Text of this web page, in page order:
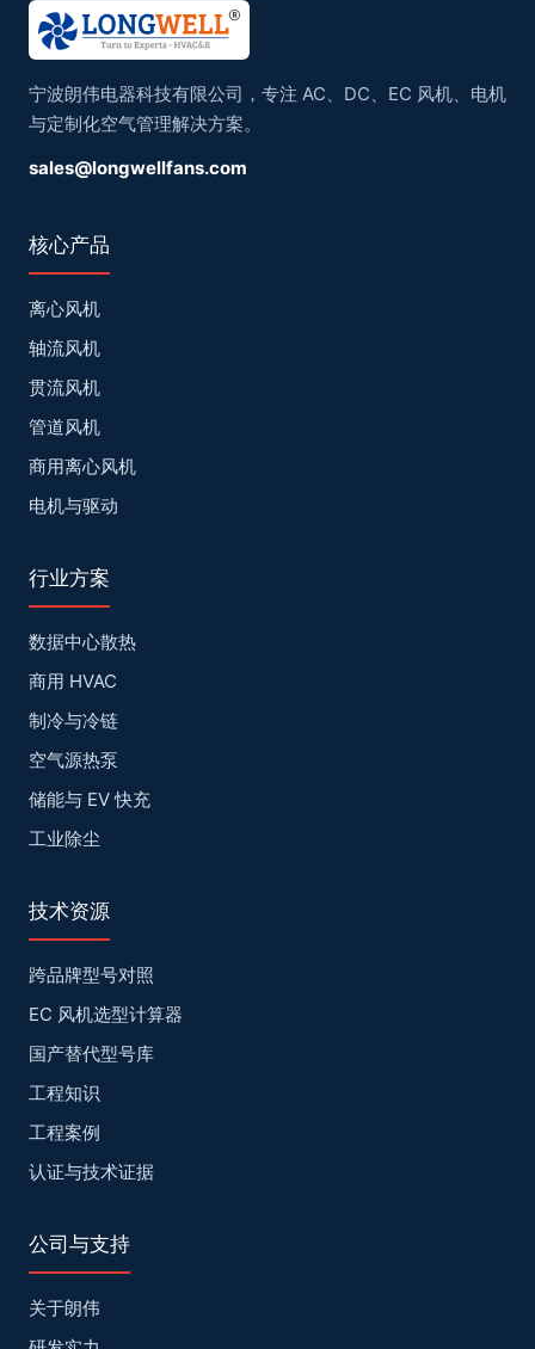
宁波朗伟电器科技有限公司，专注 AC、DC、EC 风机、电机
与定制化空气管理解决方案。
sales@longwellfans.com
核心产品
离心风机
轴流风机
贯流风机
管道风机
商用离心风机
电机与驱动
行业方案
数据中心散热
商用 HVAC
制冷与冷链
空气源热泵
储能与 EV 快充
工业除尘
技术资源
跨品牌型号对照
EC 风机选型计算器
国产替代型号库
工程知识
工程案例
认证与技术证据
公司与支持
关于朗伟